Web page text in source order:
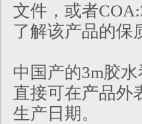
文件，或者
了解该产品的保
中国产的3m胶水
直接可在产品外
生产日期。